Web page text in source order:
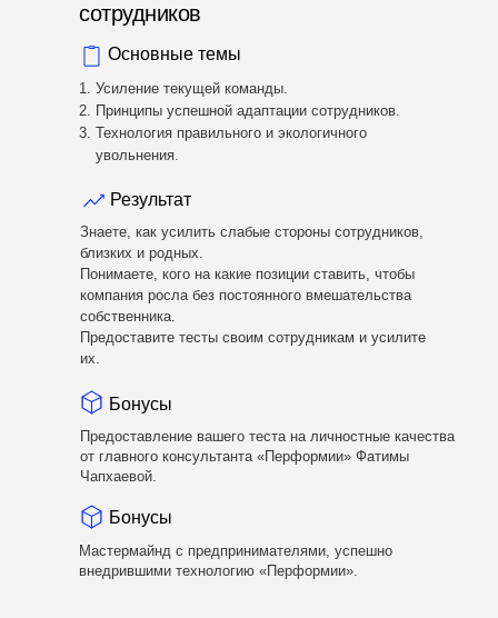
сотрудников
Бонусы
Предоставление вашего теста на личностные качества
от главного консультанта «Перформии» Фатимы
Чапхаевой.
Результат
Знаете, как усилить слабые стороны сотрудников,
близких и родных.
Понимаете, кого на какие позиции ставить, чтобы
компания росла без постоянного вмешательства
собственника.
Предоставите тесты своим сотрудникам и усилите
их.
Основные темы
Усиление текущей команды.
Принципы успешной адаптации сотрудников.
Технология правильного и экологичного
увольнения.
Бонусы
Мастермайнд с предпринимателями, успешно
внедрившими технологию «Перформии».